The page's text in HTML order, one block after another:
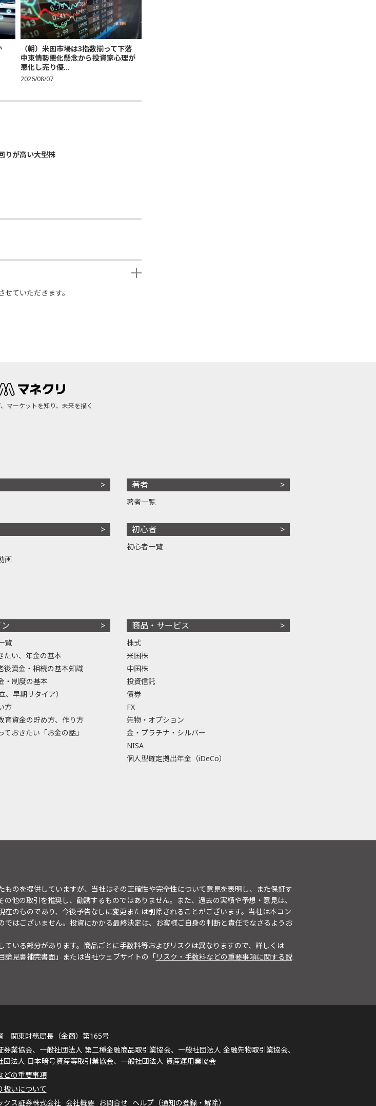
（朝）米国市場は3指数揃って下落
中東情勢悪化懸念から投資家心理が
悪化し売り優...
2026/08/07
りが高い大型株
ていただきます。
マーケットを知り、未来を描く
画
著者
著者一覧
初心者
初心者一覧
覧
たい、年金の基本
後資金・相続の基本知識
・制度の基本
、早期リタイア）
方
育資金の貯め方、作り方
おきたい「お金の話」
商品・サービス
株式
米国株
中国株
投資信託
債券
FX
先物・オプション
金・プラチナ・シルバー
NISA
個人型確定拠出年金（iDeCo）
のを提供していますが、当社はその正確性や完全性について意見を表明し、また保証す
他の取引を推奨し、勧誘するものではありません。また、過去の実績や予想・意見は、
のものであり、今後予告なしに変更または削除されることがございます。当社は本コン
はございません。投資にかかる最終決定は、お客様ご自身の判断と責任でなさるようお
いる部分があります。商品ごとに手数料等およびリスクは異なりますので、詳しくは
論見書補完書面」または当社ウェブサイトの「リスク・手数料などの重要事項に関する説
関東財務局長（金商）第165号
券業協会、一般社団法人 第二種金融商品取引業協会、一般社団法人 金融先物取引業協会、
団法人 日本暗号資産等取引業協会、一般社団法人 資産運用業協会
どの重要事項
扱いについて
クス証券株式会社 会社概要 お問合せ ヘルプ（通知の登録・解除）